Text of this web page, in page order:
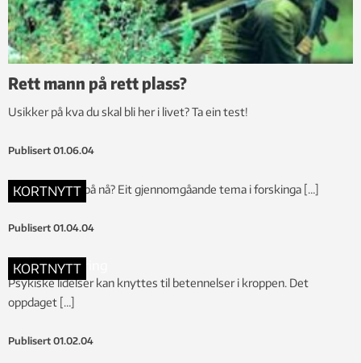
Rett mann på rett plass?
Usikker på kva du skal bli her i livet? Ta ein test!
Publisert 01.06.04
KORTNYTT
Kva forskar du på nå? Eit gjennomgåande tema i forskinga […]
Publisert 01.04.04
KORTNYTT
Psykiske lidelser kan knyttes til betennelser i kroppen. Det
oppdaget […]
Publisert 01.02.04